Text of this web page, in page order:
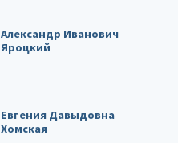
Александр Иванович
Яроцкий
Евгения Давыдовна
Хомская